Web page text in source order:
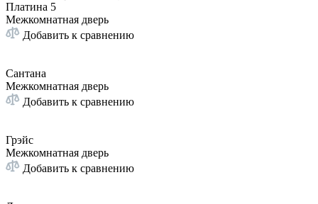
Платина 5
Межкомнатная дверь
Добавить к сравнению
Сантана
Межкомнатная дверь
Добавить к сравнению
Грэйс
Межкомнатная дверь
Добавить к сравнению